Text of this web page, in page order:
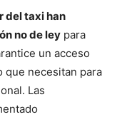
del taxi han
no de ley para
un acceso
que necesitan para
Las